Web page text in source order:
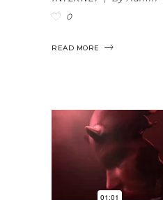
0
READ MORE